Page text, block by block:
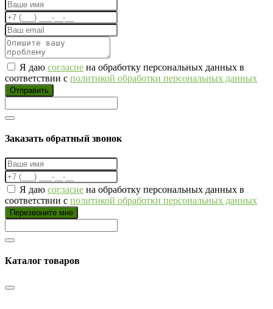
Я даю согласие на обработку персональных данных в
соответствии с политикой обработки персональных данных
Отправить
Заказать обратный звонок
Я даю согласие на обработку персональных данных в
соответствии с политикой обработки персональных данных
Перезвоните мне
Каталог товаров